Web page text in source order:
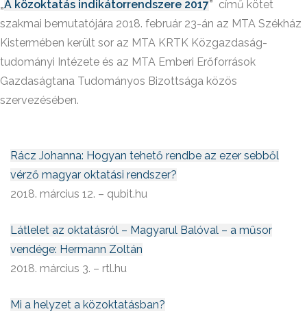
„A közoktatás indikátorrendszere 2017” című kötet
szakmai bemutatójára 2018. február 23-án az MTA Székház
Kistermében került sor az MTA KRTK Közgazdaság-
tudományi Intézete és az MTA Emberi Erőforrások
Gazdaságtana Tudományos Bizottsága közös
szervezésében.
Rácz Johanna: Hogyan tehető rendbe az ezer sebből
vérző magyar oktatási rendszer?
2018. március 12. – qubit.hu
Látlelet az oktatásról – Magyarul Balóval – a műsor
vendége: Hermann Zoltán
2018. március 3. – rtl.hu
Mi a helyzet a közoktatásban?